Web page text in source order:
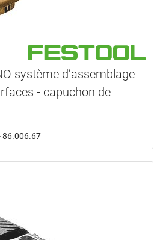
système d’assemblage
- capuchon de
86.006.67